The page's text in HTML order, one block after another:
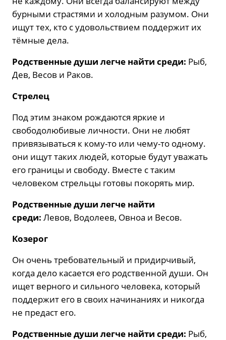
бурными страстями и холодным разумом. Они
ищут тех, кто с удовольствием поддержит их
тёмные дела.
Родственные души легче найти среди: Рыб,
Дев, Весов и Раков.
Стрелец
Под этим знаком рождаются яркие и
свободолюбивые личности. Они не любят
привязываться к кому-то или чему-то одному.
они ищут таких людей, которые будут уважать
его границы и свободу. Вместе с таким
человеком стрельцы готовы покорять мир.
Родственные души легче найти
среди: Левов, Водолеев, Овноа и Весов.
Козерог
Он очень требовательный и придирчивый,
когда дело касается его родственной души. Он
ищет верного и сильного человека, который
поддержит его в своих начинаниях и никогда
не предаст его.
Родственные души легче найти среди: Рыб,